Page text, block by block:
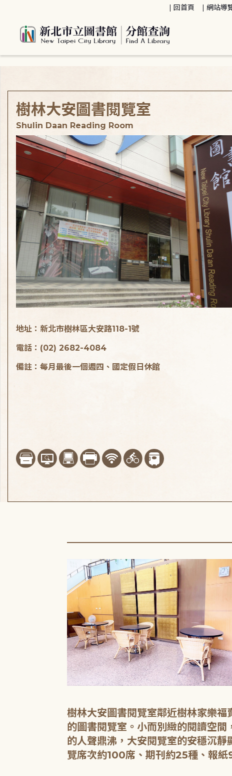
回首頁 網站導
樹林大安圖書閱覽室
Shulin Daan Reading Room
地址：新北市樹林區大安路118-1號
電話：(02) 2682-4084
備註：每月最後一個週四、國定假日休館
樹林大安圖書閱覽室鄰近樹林家樂
的圖書閱覽室。小而別緻的閱讀空
的人聲鼎沸，大安閱覽室的安穩沉
覽席次約100席、期刊約25種、報紙